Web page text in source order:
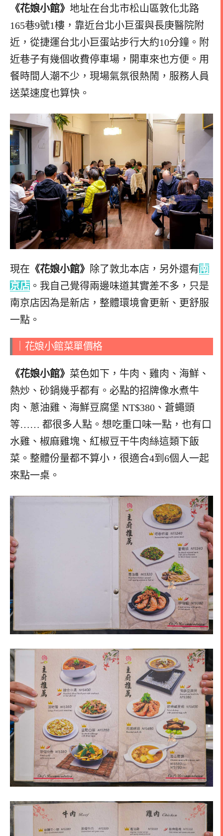
《花娘小館》 地址在台北市松山區敦化北路
165巷9號1樓，靠近台北小巨蛋與長庚醫院附
近，從捷運台北小巨蛋站步行大約10分鐘。附
近巷子有幾個收費停車場，開車來也方便。用
餐時間人潮不少，現場氣氛很熱鬧，服務人員
送菜速度也算快。
現在 《花娘小館》 除了敦北本店，另外還有南
京店 。我自己覺得兩邊味道其實差不多，只是
南京店因為是新店，整體環境會更新、更舒服
一點。
｜花娘小館菜單價格
《花娘小館》 菜色如下，牛肉、雞肉、海鮮、
熱炒、砂鍋幾乎都有。必點的招牌像水煮牛
肉、蔥油雞、海鮮豆腐堡 NT$380、蒼蠅頭
等…… 都很多人點。想吃重口味一點，也有口
水雞、椒麻雞塊、紅椒豆干牛肉絲這類下飯
菜。整體份量都不算小，很適合4到6個人一起
來點一桌。